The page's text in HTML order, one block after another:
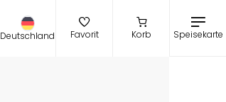
Deutschland Favorit Korb Speisekarte